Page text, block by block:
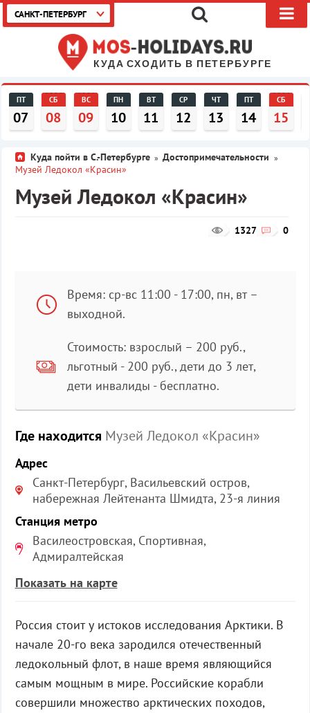
КУДА СХОДИТЬ В ПЕТЕРБУРГЕ
САНКТ-ПЕТЕРБУРГ
ПТ
07
СБ
08
ВС
09
ПН
10
ВТ
11
СР
12
ЧТ
13
ПТ
14
СБ
15
Куда пойти в С.-Петербурге » Достопримечательности »
Музей Ледокол «Красин»
Музей Ледокол «Красин»
0
1327
Время: ср-вс 11:00 - 17:00, пн, вт –
выходной.
Стоимость: взрослый – 200 руб.,
льготный - 200 руб., дети до 3 лет,
дети инвалиды - бесплатно.
Где находится Музей Ледокол «Красин»
Адрес
Санкт-Петербург, Васильевский остров,
набережная Лейтенанта Шмидта, 23-я линия
Станция метро
Василеостровская, Спортивная,
Адмиралтейская
Показать на карте
Россия стоит у истоков исследования Арктики. В
начале 20-го века зародился отечественный
ледокольный флот, в наше время являющийся
самым мощным в мире. Российские корабли
совершили множество арктических походов,